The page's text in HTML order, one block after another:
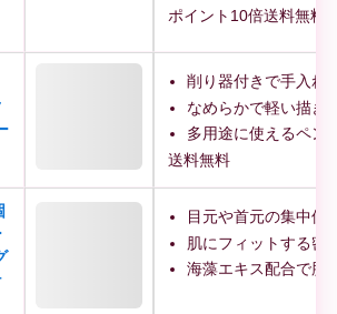
ポイント10倍送料無料
削り器付きで手入れ
なめらかで軽い描き
多用途に使えるペン
送料無料
目元や首元の集中保
肌にフィットする密
海藻エキス配合で肌